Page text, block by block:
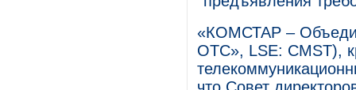
«КОМСТАР –
ОТС», LSE: CMST),